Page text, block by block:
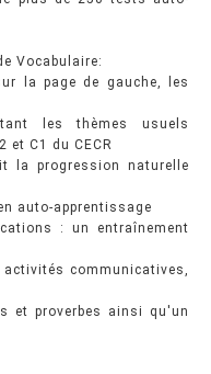
Vocabulaire:
la page de gauche, les
les thèmes usuels
et C1 du CECR
la progression naturelle
auto-apprentissage
: un entraînement
communicatives,
et proverbes ainsi qu'un